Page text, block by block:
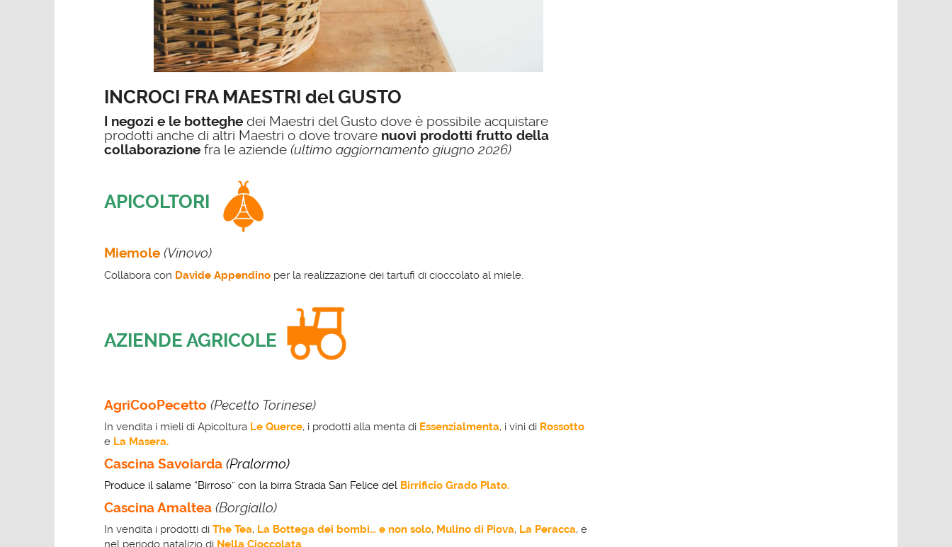
INCROCI FRA MAESTRI del GUSTO
I negozi e le botteghe dei Maestri del Gusto dove è possibile acquistare
prodotti anche di altri Maestri o dove trovare nuovi prodotti frutto della
collaborazione fra le aziende (ultimo aggiornamento giugno 2026)
APICOLTORI
Miemole (Vinovo)
Collabora con Davide Appendino per la realizzazione dei tartufi di cioccolato al miele.
AZIENDE AGRICOLE
AgriCooPecetto (Pecetto Torinese)
In vendita i mieli di Apicoltura Le Querce, i prodotti alla menta di Essenzialmenta, i vini di Rossotto
e La Masera.
Cascina Savoiarda (Pralormo)
Produce il salame “Birroso” con la birra Strada San Felice del Birrificio Grado Plato.
Cascina Amaltea (Borgiallo)
In vendita i prodotti di The Tea, La Bottega dei bombi… e non solo, Mulino di Piova, La Peracca, e
nel periodo natalizio di Nella Cioccolata